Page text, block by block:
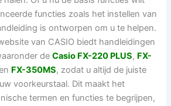
functies zoals het instellen van
is ontworpen om u te helpen.
van CASIO biedt handleidingen
deCasio FX-220 PLUS, FX-
FX-350MS, zodat u altijd de juiste
voorkeurstaal. Dit maakt het
termen en functies te begrijpen,